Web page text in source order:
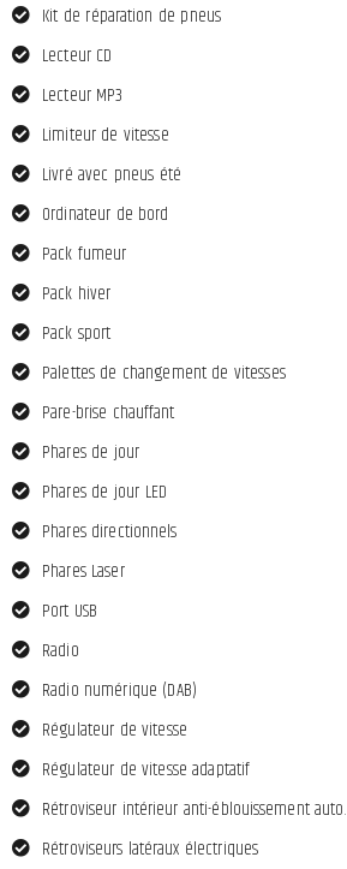
Kit de réparation de pneus
Lecteur CD
Lecteur MP3
Limiteur de vitesse
Livré avec pneus été
Ordinateur de bord
Pack fumeur
Pack hiver
Pack sport
Palettes de changement de vitesses
Pare-brise chauffant
Phares de jour
Phares de jour LED
Phares directionnels
Phares Laser
Port USB
Radio
Radio numérique (DAB)
Régulateur de vitesse
Régulateur de vitesse adaptatif
Rétroviseur intérieur anti-éblouissement auto.
Rétroviseurs latéraux électriques